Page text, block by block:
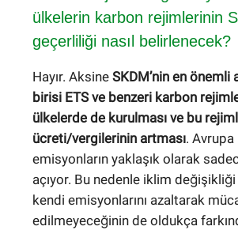
ülkelerin karbon rejimlerinin
geçerliliği nasıl belirlenecek?
Hayır. Aksine SKDM’nin en önemli
birisi ETS ve benzeri karbon
ülkelerde de kurulması ve bu
ücreti/vergilerinin artması.
emisyonların yaklaşık olarak
açıyor. Bu nedenle iklim
kendi emisyonlarını azaltarak
edilmeyeceğinin de oldukça